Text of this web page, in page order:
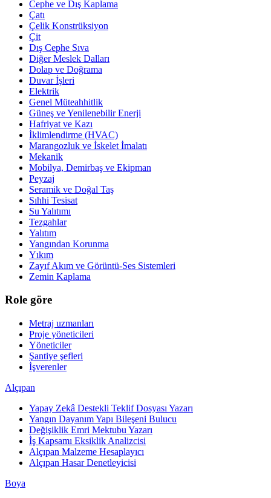
Cephe ve Dış Kaplama
Çatı
Çelik Konstrüksiyon
Çit
Dış Cephe Sıva
Diğer Meslek Dalları
Dolap ve Doğrama
Duvar İşleri
Elektrik
Genel Müteahhitlik
Güneş ve Yenilenebilir Enerji
Hafriyat ve Kazı
İklimlendirme (HVAC)
Marangozluk ve İskelet İmalatı
Mekanik
Mobilya, Demirbaş ve Ekipman
Peyzaj
Seramik ve Doğal Taş
Sıhhi Tesisat
Su Yalıtımı
Tezgahlar
Yalıtım
Yangından Korunma
Yıkım
Zayıf Akım ve Görüntü-Ses Sistemleri
Zemin Kaplama
Role göre
Metraj uzmanları
Proje yöneticileri
Yöneticiler
Şantiye şefleri
İşverenler
Alçıpan
Yapay Zekâ Destekli Teklif Dosyası Yazarı
Yangın Dayanım Yapı Bileşeni Bulucu
Değişiklik Emri Mektubu Yazarı
İş Kapsamı Eksiklik Analizcisi
Alçıpan Malzeme Hesaplayıcı
Alçıpan Hasar Denetleyicisi
Boya